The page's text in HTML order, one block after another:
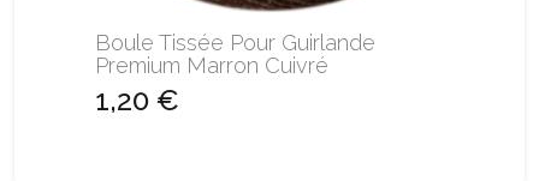
Boule Tissée Pour Guirlande
Premium Marron Cuivré
1,20 €